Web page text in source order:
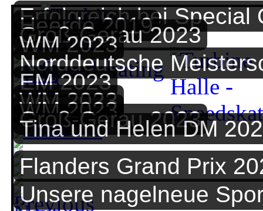
Erfolgreich bei Special
Heerde 2019
Groß-Gerau 2023
WM 2023
Norddeutsche
EM 2023
WM 2023
WM 2023
Groß-Gerau 2023
Tina und Helen DM
Flanders Grand Prix
Unsere nagelneue